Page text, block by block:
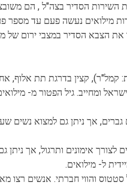
הסדיר בצה"ל , הם
מילואים נעשה פעם עד מספר
הצבא הסדיר במצבי ירום של
קמל"ר), קצין בדרגת תת אלוף,
ומחייב. גיל הפטור מ-
אך ניתן גם למצוא נשים
ל- מילואים.
והווי חברתי. אנשים רצו